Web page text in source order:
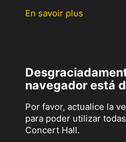
En savoir plus
navegador está
Por favor, actualice la
para poder utilizar
Concert Hall.